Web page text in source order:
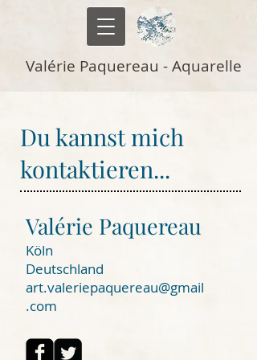
Valérie Paquereau - Aquarelle
Du kannst mich
kontaktieren...
Valérie Paquereau
Köln
Deutschland
art.valeriepaquereau@gmail
.com